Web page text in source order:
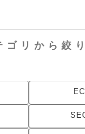
ゴリから 絞
EC